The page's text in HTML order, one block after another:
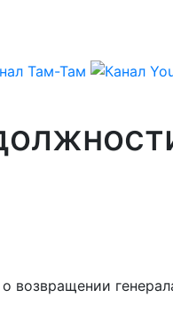
возвращении